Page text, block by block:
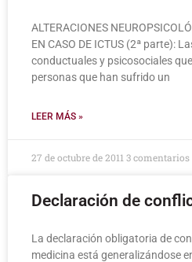
ALTERACIONES
EN CASO DE ICTUS (2ª parte):
conductuales y psicosociales
personas que han sufrido un
LEER MÁS »
27 de octubre de 2011 3 comentarios
Declaración de
La declaración obligatoria de
medicina está generalizándose